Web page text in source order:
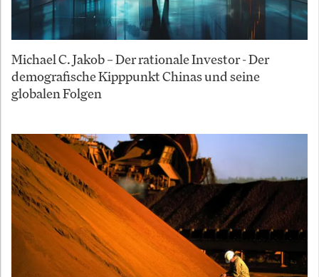
Michael C. Jakob – Der rationale Investor - Der
demografische Kipppunkt Chinas und seine
globalen Folgen